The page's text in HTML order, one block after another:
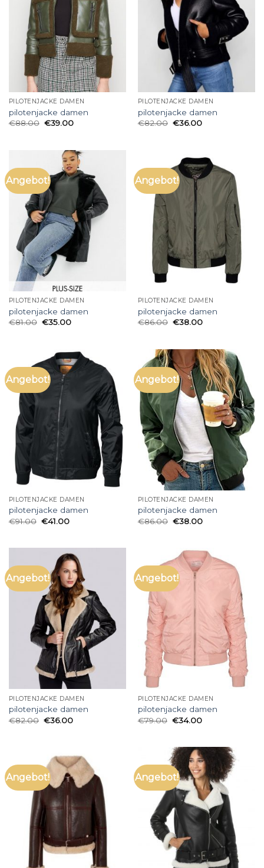
PILOTENJACKE DAMEN
pilotenjacke damen
€88.00 €39.00
PILOTENJACKE DAMEN
pilotenjacke damen
€82.00 €36.00
Angebot!
PILOTENJACKE DAMEN
pilotenjacke damen
€81.00 €35.00
Angebot!
PILOTENJACKE DAMEN
pilotenjacke damen
€86.00 €38.00
Angebot!
PILOTENJACKE DAMEN
pilotenjacke damen
€91.00 €41.00
Angebot!
PILOTENJACKE DAMEN
pilotenjacke damen
€86.00 €38.00
Angebot!
PILOTENJACKE DAMEN
pilotenjacke damen
€82.00 €36.00
Angebot!
PILOTENJACKE DAMEN
pilotenjacke damen
€79.00 €34.00
Angebot! Angebot!